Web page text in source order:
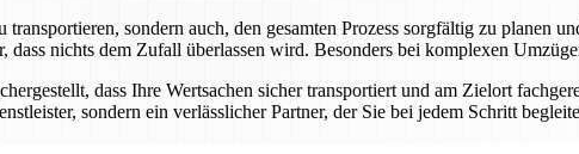
sondern auch, den gesamten Prozess sorgfältig zu planen
nichts dem Zufall überlassen wird. Besonders bei komplexen
dass Ihre Wertsachen sicher transportiert und am Zielort
sondern ein verlässlicher Partner, der Sie bei jedem Schritt